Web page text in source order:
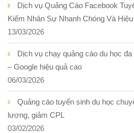
Dịch vụ Quảng Cáo Facebook
Kiếm Nhân Sự Nhanh Chóng Và
13/03/2026
Dịch vụ chạy quảng cáo du học
– Google hiệu quả cao
06/03/2026
Quảng cáo tuyển sinh du học
lượng, giảm CPL
03/02/2026